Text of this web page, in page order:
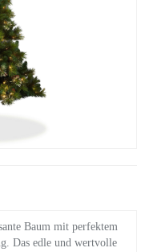
Baum mit perfektem
Das edle und wertvolle